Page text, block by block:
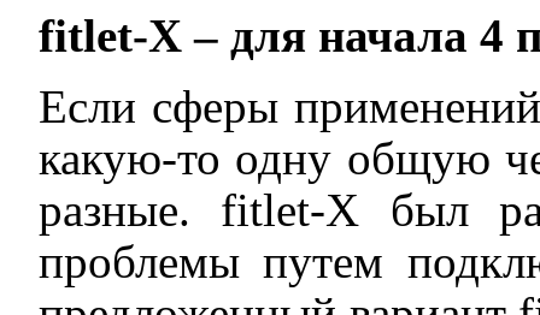
fitlet-X – для начала 4
Если сферы
какую-то одну общую
разные. fitlet-X был
проблемы путем